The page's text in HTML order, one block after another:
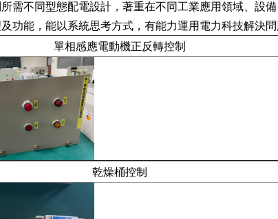
需不同型態配電設計，著重在不同工業應用領域、設
功能，能以系統思考方式，有能力運用電力科技解決問
單相感應電動機正反轉控制
乾燥桶控制